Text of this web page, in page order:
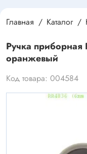
Главная Каталог
Ручка приборная
оранжевый
Код товара: 004584